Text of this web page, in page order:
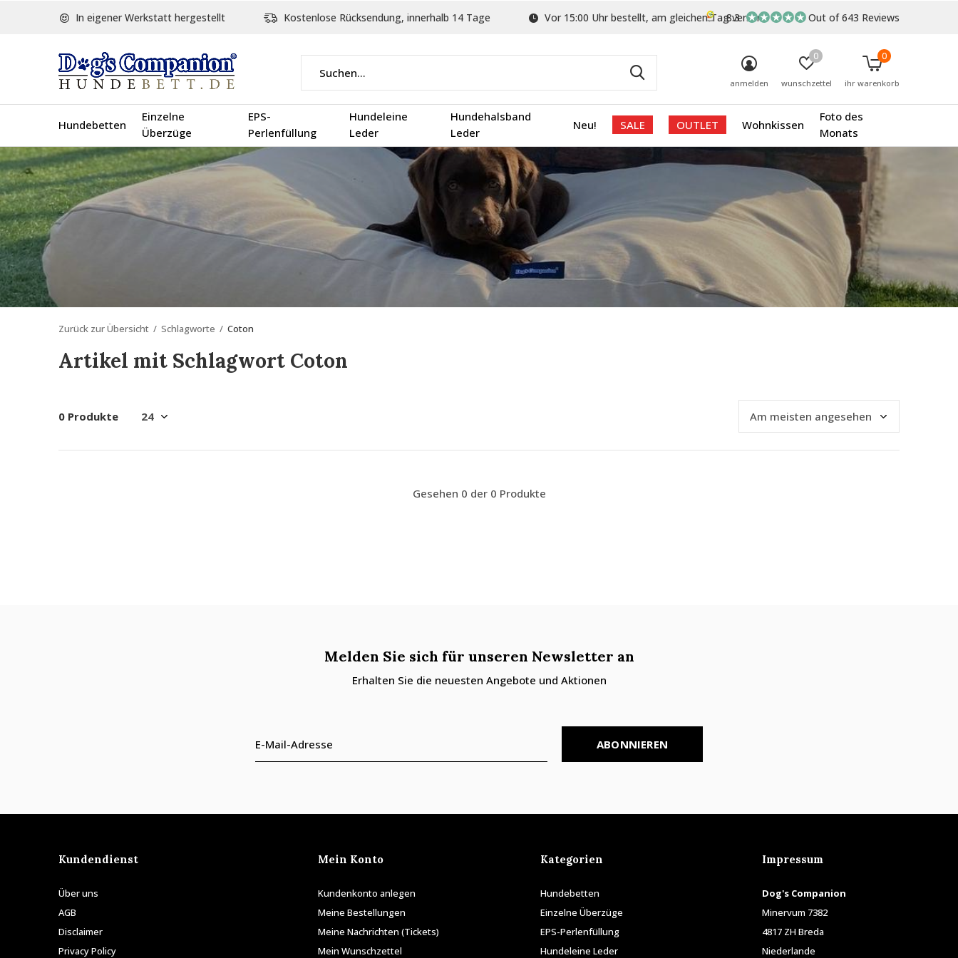
Hundebetten
Einzelne
Überzüge
EPS-
Perlenfüllung
Hundeleine
Leder
Hundehalsband
Leder
Neu! SALE OUTLET Wohnkissen
Foto des
Monats
anmelden wunschzettel
0
ihr warenkorb
0
In eigener Werkstatt hergestellt Kostenlose Rücksendung, innerhalb 14 Tage Vor 15:00 Uhr bestellt, am gleichen Tag versand
8.3 Out of 643 Reviews
Zurück zur Übersicht Schlagworte Coton
Artikel mit Schlagwort Coton
0 Produkte
Gesehen 0 der 0 Produkte
Melden Sie sich für unseren Newsletter an
Erhalten Sie die neuesten Angebote und Aktionen
ABONNIEREN
Kundendienst
Über uns
AGB
Disclaimer
Privacy Policy
Mein Konto
Kundenkonto anlegen
Meine Bestellungen
Meine Nachrichten (Tickets)
Mein Wunschzettel
Kategorien
Hundebetten
Einzelne Überzüge
EPS-Perlenfüllung
Hundeleine Leder
Impressum
Dog's Companion
Minervum 7382
4817 ZH Breda
Niederlande